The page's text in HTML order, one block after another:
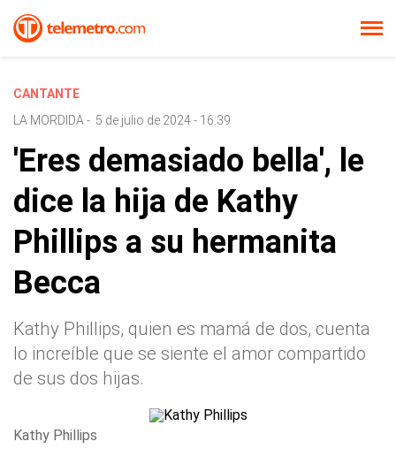
CANTANTE
LA MORDIDA - 5 de julio de 2024 - 16:39
'Eres demasiado bella', le
dice la hija de Kathy
Phillips a su hermanita
Becca
Kathy Phillips, quien es mamá de dos, cuenta
lo increíble que se siente el amor compartido
de sus dos hijas.
Kathy Phillips